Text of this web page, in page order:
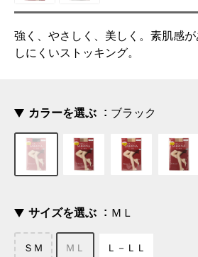
強く、やさしく、美しく。素肌感
しにくいストッキング。
カラーを選ぶ ブラック
サイズを選ぶ ＭＬ
ＳＭ ＭＬ Ｌ－ＬＬ